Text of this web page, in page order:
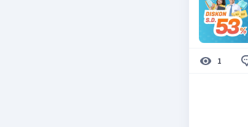
1